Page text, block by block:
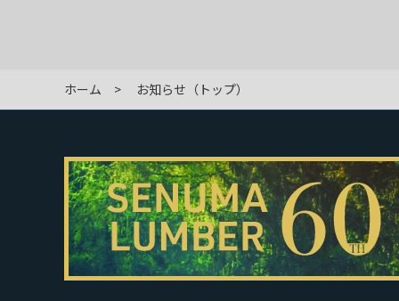
ホーム お知らせ（トップ）